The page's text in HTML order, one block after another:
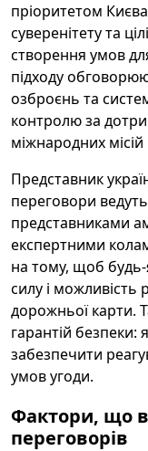
пріоритетом
суверенітету та
створення умов
підходу
озброєнь та
контролю за
міжнародних місій
Представник
переговори
представниками
експертними
на тому, щоб будь-
силу і можливість
дорожньої карти.
гарантій безпеки:
забезпечити
умов угоди.
Фактори, що
переговорів